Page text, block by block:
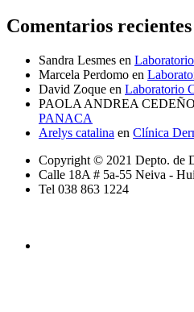
Comentarios recientes
Sandra Lesmes en
Marcela Perdomo en
David Zoque en Laboratorio
PAOLA ANDREA
PANACA
Arelys catalina en Clínica
Copyright © 2021 Depto. de
Calle 18A # 5a-55 Neiva -
Tel 038 863 1224